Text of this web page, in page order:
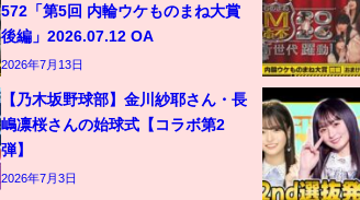
572「第5回 内輪ウケものまね大賞
後編」2026.07.12 OA
2026年7月13日
【乃木坂野球部】金川紗耶さん・長
嶋凛桜さんの始球式【コラボ第2
弾】
2026年7月3日